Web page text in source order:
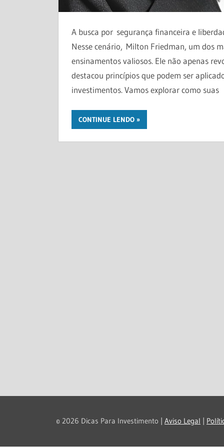
A busca por segurança financeira e
Nesse cenário, Milton Friedman, um dos
ensinamentos valiosos. Ele não apenas
destacou princípios que podem ser
investimentos. Vamos explorar como suas
CONTINUE LENDO
© 2026 Dicas Para Investimento | Aviso Legal